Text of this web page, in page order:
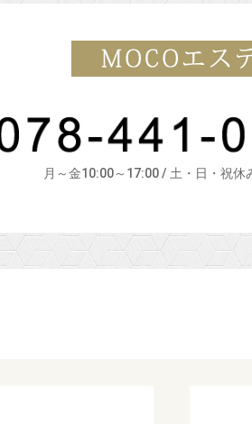
月～金10:00～17:00 / 土・日・祝休